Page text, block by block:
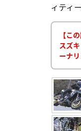
ィティ
【こ
スズ
ーナ